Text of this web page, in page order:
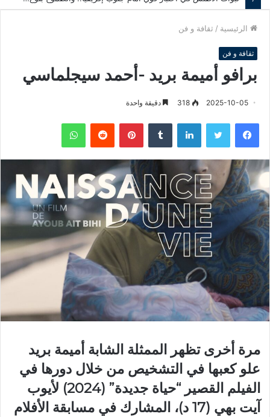
الرئيسية / ثقافة و فن
ثقافة و فن
برافو أميمة بريد -أحمد سيجلماسي
2025-10-05
318 دقيقة واحدة
فيسبوك لينكدإن بينتيريست
مرة أخرى تظهر الممثلة الشابة أميمة بريد
علو كعبها في التشخيص من خلال دورها في
الفيلم القصير “حياة جديدة” (2024) لأيوب
آيت بهي (17 د)، المشارك في مسابقة الأفلام